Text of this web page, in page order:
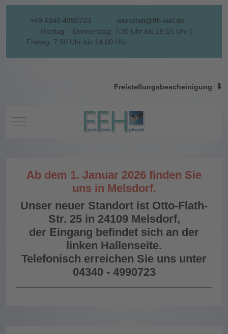
+49 4340 4990723
werkstatt@ffh-kiel.de
Montag – Donnerstag: 7:30 Uhr bis 16:15 Uhr |
Freitag: 7:30 Uhr bis 14:00 Uhr
Freistellungsbescheinigung ⬇️
Mobile Menu Toggle
Ab dem 1. Januar 2026 finden Sie
uns in Melsdorf.
Unser neuer Standort ist Otto-Flath-
Str. 25 in 24109 Melsdorf,
der Eingang befindet sich an der
linken Hallenseite.
Telefonisch erreichen Sie uns unter
04340 - 4990723